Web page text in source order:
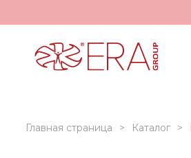
Главная страница Каталог